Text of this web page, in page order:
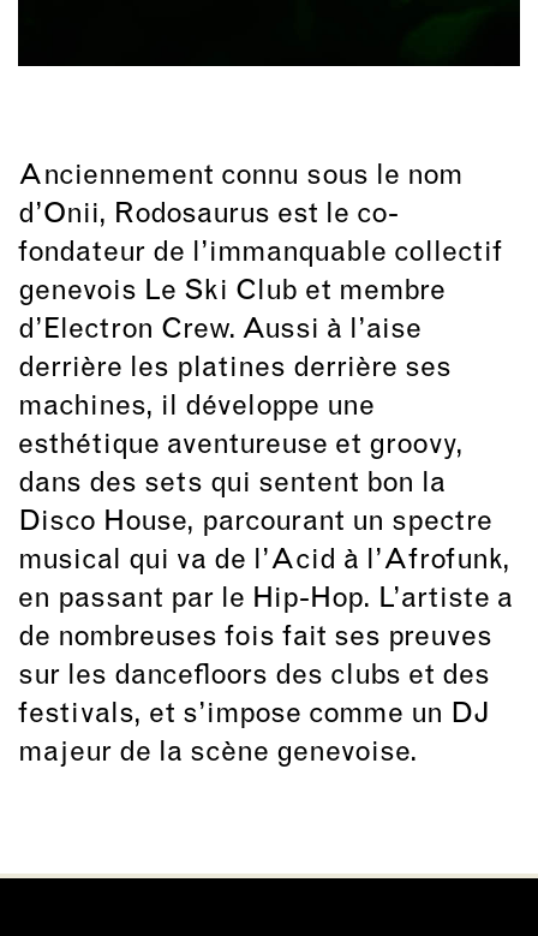
Anciennement connu sous le nom
d’Onii, Rodosaurus est le co-
fondateur de l’immanquable collectif
genevois Le Ski Club et membre
d’Electron Crew. Aussi à l’aise
derrière les platines derrière ses
machines, il développe une
esthétique aventureuse et groovy,
dans des sets qui sentent bon la
Disco House, parcourant un spectre
musical qui va de l’Acid à l’Afrofunk,
en passant par le Hip-Hop. L’artiste a
de nombreuses fois fait ses preuves
sur les dancefloors des clubs et des
festivals, et s’impose comme un DJ
majeur de la scène genevoise.